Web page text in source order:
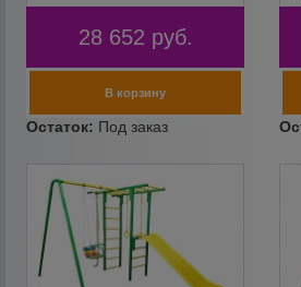
28 652 руб.